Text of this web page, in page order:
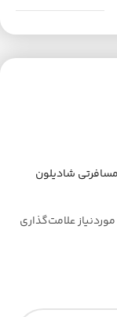
شادیلون
علامت‌گذاری